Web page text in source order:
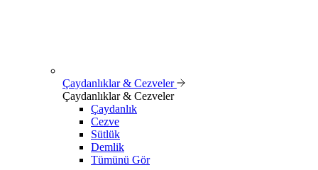
Çaydanlıklar & Cezveler
Çaydanlıklar & Cezveler
Çaydanlık
Cezve
Sütlük
Demlik
Tümünü Gör